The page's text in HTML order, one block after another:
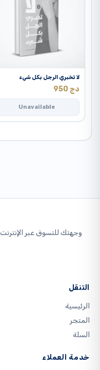
لا تخبري الرجل بكل شيء
950 دج
Unavailable
التنقل
الرئيسية
المتجر
السلة
خدمة العملاء